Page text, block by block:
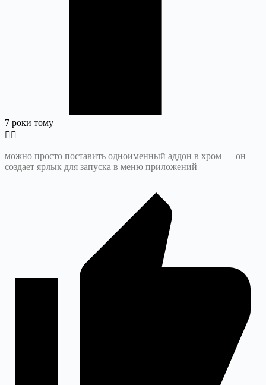
7 роки тому
можно просто поставить одноименный аддон в хром — он
создает ярлык для запуска в меню приложений